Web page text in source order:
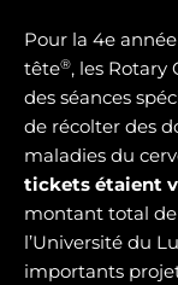
Pour la 4e
tête®, les
des séances
de récolter des
maladies du
tickets étaient
montant total
l’Université du
importants